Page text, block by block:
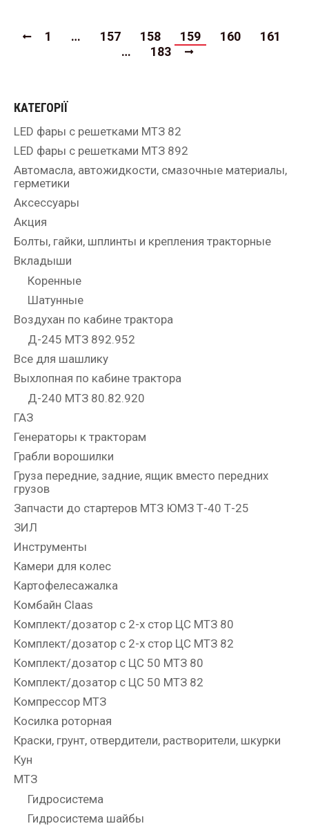
1 … 157 158 159 160
161
…
183
КАТЕГОРІЇ
LED фары с решетками МТЗ 82
LED фары с решетками МТЗ 892
Автомасла, автожидкости, смазочные материалы,
герметики
Аксессуары
Акция
Болты, гайки, шплинты и крепления тракторные
Вкладыши
Коренные
Шатунные
Воздухан по кабине трактора
Д-245 МТЗ 892.952
Все для шашлику
Выхлопная по кабине трактора
Д-240 МТЗ 80.82.920
ГАЗ
Генераторы к тракторам
Грабли ворошилки
Груза передние, задние, ящик вместо передних
грузов
Запчасти до стартеров МТЗ ЮМЗ Т-40 Т-25
ЗИЛ
Инструменты
Камери для колес
Картофелесажалка
Комбайн Claas
Комплект/дозатор с 2-х стор ЦС МТЗ 80
Комплект/дозатор с 2-х стор ЦС МТЗ 82
Комплект/дозатор с ЦС 50 МТЗ 80
Комплект/дозатор с ЦС 50 МТЗ 82
Компрессор МТЗ
Косилка роторная
Краски, грунт, отвердители, растворители, шкурки
Кун
МТЗ
Гидросистема
Гидросистема шайбы